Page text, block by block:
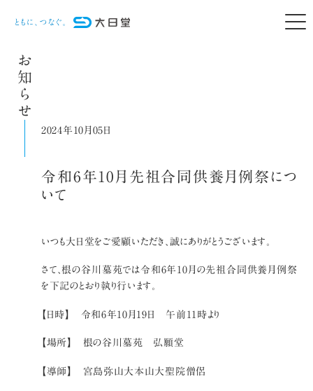
お知らせ
2024年10月05日
令和6年10月先祖合同供養月例祭につ
いて
いつも大日堂をご愛顧いただき、誠にありがとうございます。
さて、根の谷川墓苑では令和6年10月の先祖合同供養月例祭
を下記のとおり執り行います。
【日時】 令和6年10月19日 午前11時より
【場所】 根の谷川墓苑 弘願堂
【導師】 宮島弥山大本山大聖院僧侶